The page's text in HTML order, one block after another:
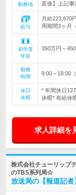
勤務地
直後】上記事
給与
月給223,870
用期間3ヶ月
初年度
年収
350万円～
勤務
時間
9:00～18:00
休日
休暇
* 年間休日
休暇* 有給休
求人詳細を
株式会社チューリップ
のTBS系列局☆
放送局の【報道記